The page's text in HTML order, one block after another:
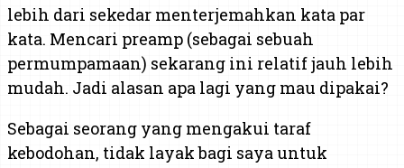
lebih dari sekedar menterjemahkan kata par
kata. Mencari preamp (sebagai sebuah
permumpamaan) sekarang ini relatif jauh lebih
mudah. Jadi alasan apa lagi yang mau dipakai?
Sebagai seorang yang mengakui taraf
kebodohan, tidak layak bagi saya untuk